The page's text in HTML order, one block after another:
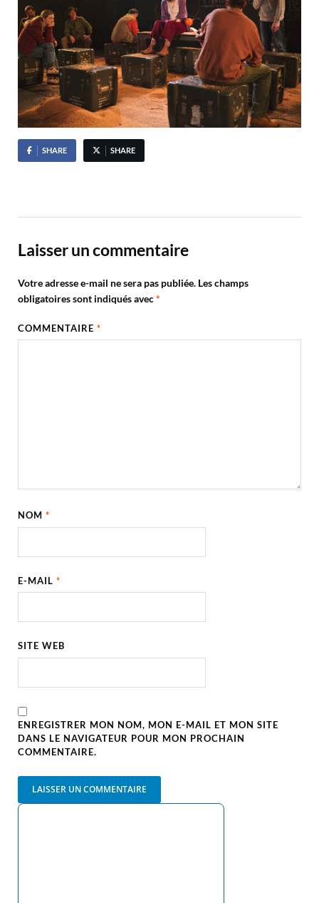
SHARE SHARE
Laisser un commentaire
Votre adresse e-mail ne sera pas publiée. Les champs
obligatoires sont indiqués avec*
COMMENTAIRE*
NOM*
E-MAIL*
SITE WEB
ENREGISTRER MON NOM, MON E-MAIL ET MON SITE
DANS LE NAVIGATEUR POUR MON PROCHAIN
COMMENTAIRE.